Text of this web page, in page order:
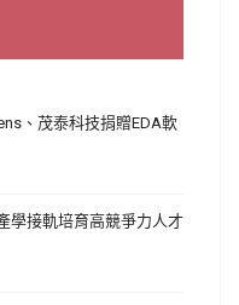
、茂泰科技捐贈EDA軟
學接軌培育高競爭力人才